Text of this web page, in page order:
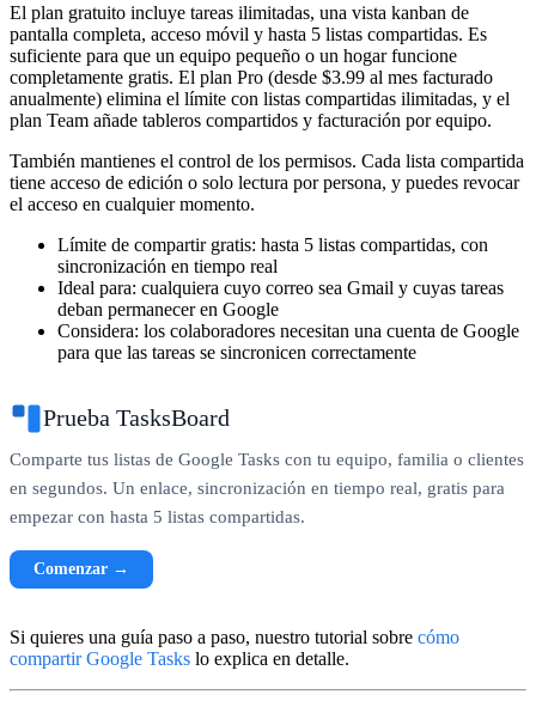
El plan gratuito incluye tareas ilimitadas, una vista kanban de
pantalla completa, acceso móvil y hasta 5 listas compartidas. Es
suficiente para que un equipo pequeño o un hogar funcione
completamente gratis. El plan Pro (desde $3.99 al mes facturado
anualmente) elimina el límite con listas compartidas ilimitadas, y el
plan Team añade tableros compartidos y facturación por equipo.
También mantienes el control de los permisos. Cada lista compartida
tiene acceso de edición o solo lectura por persona, y puedes revocar
el acceso en cualquier momento.
Límite de compartir gratis: hasta 5 listas compartidas, con
sincronización en tiempo real
Ideal para: cualquiera cuyo correo sea Gmail y cuyas tareas
deban permanecer en Google
Considera: los colaboradores necesitan una cuenta de Google
para que las tareas se sincronicen correctamente
Prueba TasksBoard
Comparte tus listas de Google Tasks con tu equipo, familia o clientes
en segundos. Un enlace, sincronización en tiempo real, gratis para
empezar con hasta 5 listas compartidas.
Comenzar →
Si quieres una guía paso a paso, nuestro tutorial sobre cómo
compartir Google Tasks lo explica en detalle.